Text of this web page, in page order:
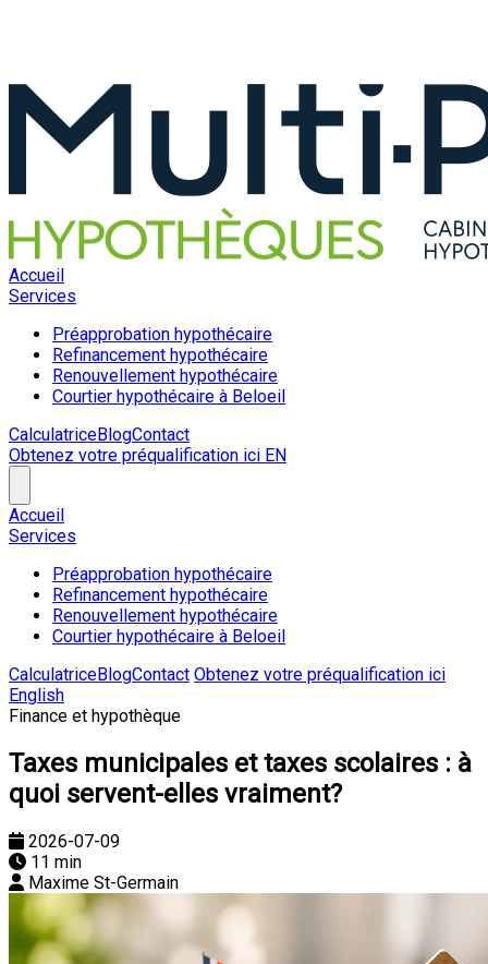
Accueil
Services
Préapprobation hypothécaire
Refinancement hypothécaire
Renouvellement hypothécaire
Courtier hypothécaire à Beloeil
CalculatriceBlogContact
Obtenez votre préqualification ici EN
Accueil
Services
Préapprobation hypothécaire
Refinancement hypothécaire
Renouvellement hypothécaire
Courtier hypothécaire à Beloeil
CalculatriceBlogContact Obtenez votre préqualification ici
English
Finance et hypothèque
Taxes municipales et taxes scolaires : à
quoi servent-elles vraiment?
2026-07-09
11 min
Maxime St-Germain